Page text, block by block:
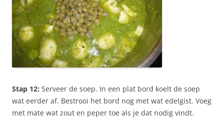
Stap 12: Serveer de soep. In een plat bord koelt de soep
wat eerder af. Bestrooi het bord nog met wat edelgist. Voeg
met mate wat zout en peper toe als je dat nodig vindt.